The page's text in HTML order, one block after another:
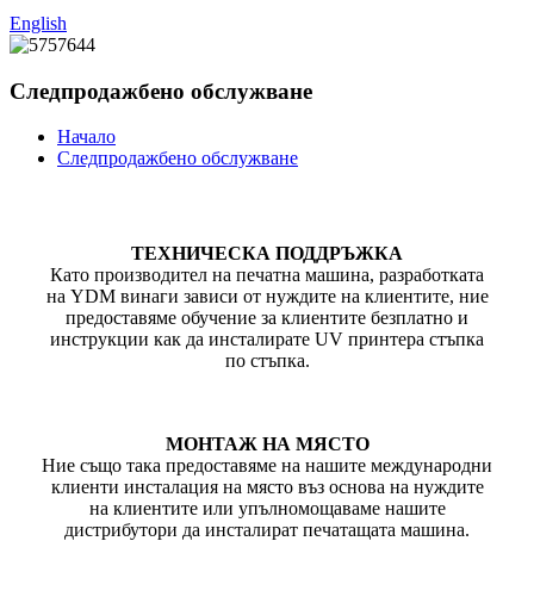
English
Следпродажбено обслужване
Начало
Следпродажбено обслужване
ТЕХНИЧЕСКА ПОДДРЪЖКА
Като производител на печатна машина, разработката
на YDM винаги зависи от нуждите на клиентите, ние
предоставяме обучение за клиентите безплатно и
инструкции как да инсталирате UV принтера стъпка
по стъпка.
МОНТАЖ НА МЯСТО
Ние също така предоставяме на нашите международни
клиенти инсталация на място въз основа на нуждите
на клиентите или упълномощаваме нашите
дистрибутори да инсталират печатащата машина.